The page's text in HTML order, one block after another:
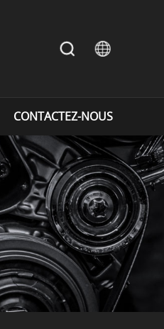
CONTACTEZ-NOUS